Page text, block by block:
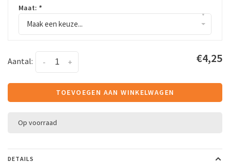
Maat: *
Maak een keuze...
▾
Aantal: +
- €4,25
TOEVOEGEN AAN WINKELWAGEN
Op voorraad
DETAILS